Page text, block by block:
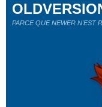
PARCE QUE NEWER N'EST